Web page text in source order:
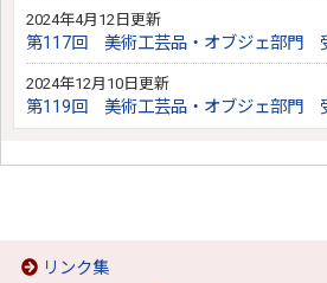
2024年4月12日更新
第117回 美術工芸品・オブジェ部門
2024年12月10日更新
第119回 美術工芸品・オブジェ部門
リンク集